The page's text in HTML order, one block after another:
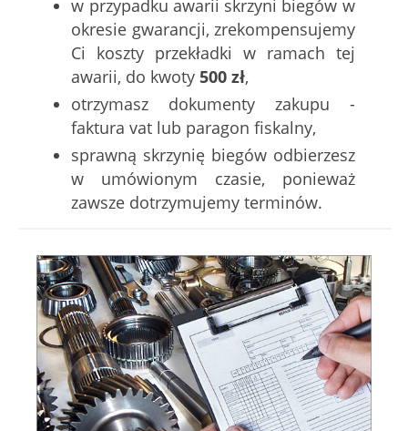
w przypadku awarii skrzyni biegów w
okresie gwarancji, zrekompensujemy
Ci koszty przekładki w ramach tej
awarii, do kwoty500 zł,
otrzymasz dokumenty zakupu -
faktura vat lub paragon fiskalny,
sprawną skrzynię biegów odbierzesz
w umówionym czasie, ponieważ
zawsze dotrzymujemy terminów.